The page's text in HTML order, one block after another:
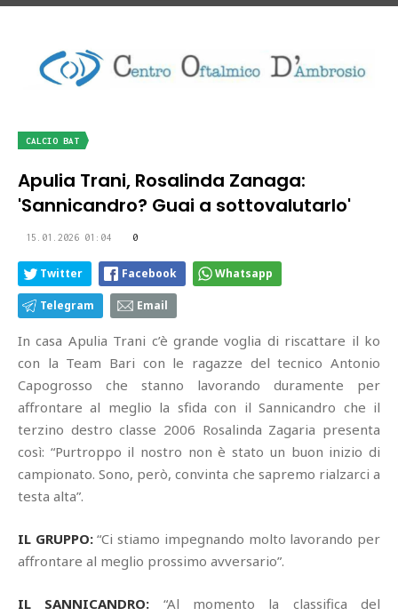
CALCIO BAT
Apulia Trani, Rosalinda Zanaga:
'Sannicandro? Guai a sottovalutarlo'
15.01.2026 01:04 0
Twitter Facebook Whatsapp
Telegram Email
In casa Apulia Trani c’è grande voglia di riscattare il ko
con la Team Bari con le ragazze del tecnico Antonio
Capogrosso che stanno lavorando duramente per
affrontare al meglio la sfida con il Sannicandro che il
terzino destro classe 2006 Rosalinda Zagaria presenta
così: “Purtroppo il nostro non è stato un buon inizio di
campionato. Sono, però, convinta che sapremo rialzarci a
testa alta”.
IL GRUPPO:“Ci stiamo impegnando molto lavorando per
affrontare al meglio prossimo avversario”.
IL SANNICANDRO: “Al momento la classifica del